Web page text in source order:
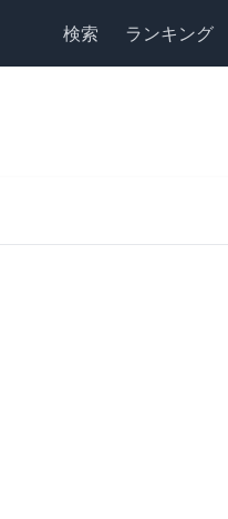
検索 ランキング